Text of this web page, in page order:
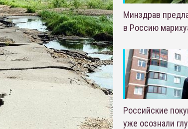
Минздрав
в Россию
Российские
уже осознали